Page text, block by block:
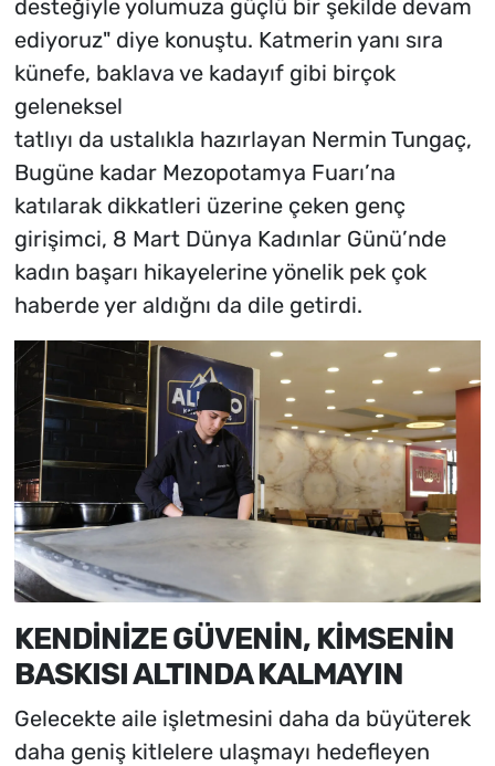
desteğiyle yolumuza güçlü bir şekilde devam
ediyoruz" diye konuştu. Katmerin yanı sıra
künefe, baklava ve kadayıf gibi birçok
geleneksel
tatlıyı da ustalıkla hazırlayan Nermin Tungaç,
Bugüne kadar Mezopotamya Fuarı’na
katılarak dikkatleri üzerine çeken genç
girişimci, 8 Mart Dünya Kadınlar Günü’nde
kadın başarı hikayelerine yönelik pek çok
haberde yer aldığnı da dile getirdi.
KENDİNİZE GÜVENİN, KİMSENİN
BASKISI ALTINDA KALMAYIN
Gelecekte aile işletmesini daha da büyüterek
daha geniş kitlelere ulaşmayı hedefleyen